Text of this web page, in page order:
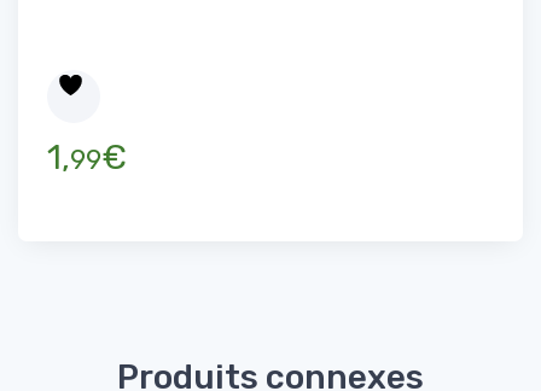
1,99€
Produits connexes